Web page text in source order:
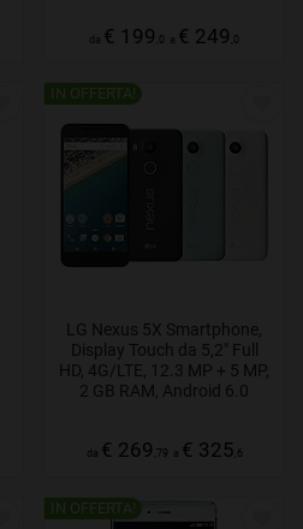
da € 199 ,0 a € 249 ,0
IN OFFERTA!
LG Nexus 5X Smartphone,
Display Touch da 5,2″ Full
HD, 4G/LTE, 12.3 MP + 5 MP,
2 GB RAM, Android 6.0
da € 269 ,79 a € 325 ,6
IN OFFERTA!